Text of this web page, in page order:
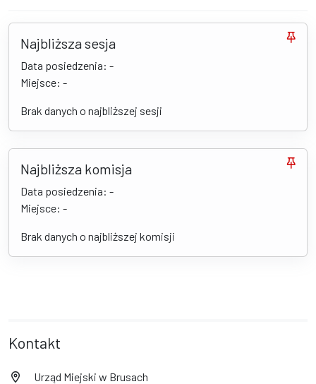
Najbliższa sesja
Data posiedzenia: -
Miejsce: -
Brak danych o najbliższej sesji
Najbliższa komisja
Data posiedzenia: -
Miejsce: -
Brak danych o najbliższej komisji
Kontakt
Urząd Miejski w Brusach